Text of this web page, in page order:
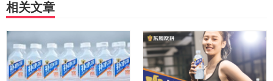
相关文章